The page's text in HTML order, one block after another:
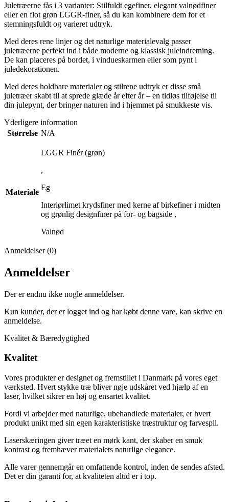
Juletræerne fås i 3 varianter: Stilfuldt egefiner, elegant valnødfiner
eller en flot grøn LGGR-finer, så du kan kombinere dem for et
stemningsfuldt og varieret udtryk.
Med deres rene linjer og det naturlige materialevalg passer
juletræerne perfekt ind i både moderne og klassisk juleindretning.
De kan placeres på bordet, i vindueskarmen eller som pynt i
juledekorationen.
Med deres holdbare materialer og stilrene udtryk er disse små
juletræer skabt til at sprede glæde år efter år – en tidløs tilføjelse til
din julepynt, der bringer naturen ind i hjemmet på smukkeste vis.
Yderligere information
Størrelse N/A
Materiale
LGGR Finér (grøn)
,
Eg
Interiørlimet krydsfiner med kerne af birkefiner i midten
og grønlig designfiner på for- og bagside ,
Valnød
Anmeldelser (0)
Anmeldelser
Der er endnu ikke nogle anmeldelser.
Kun kunder, der er logget ind og har købt denne vare, kan skrive en
anmeldelse.
Kvalitet & Bæredygtighed
Kvalitet
Vores produkter er designet og fremstillet i Danmark på vores eget
værksted. Hvert stykke træ bliver nøje udskåret ved hjælp af en
laser, hvilket sikrer en høj og ensartet kvalitet.
Fordi vi arbejder med naturlige, ubehandlede materialer, er hvert
produkt unikt med sin egen karakteristiske træstruktur og farvespil.
Laserskæringen giver træet en mørk kant, der skaber en smuk
kontrast og fremhæver materialets naturlige elegance.
Alle varer gennemgår en omfattende kontrol, inden de sendes afsted.
Det er din garanti for, at kvaliteten altid er i top.